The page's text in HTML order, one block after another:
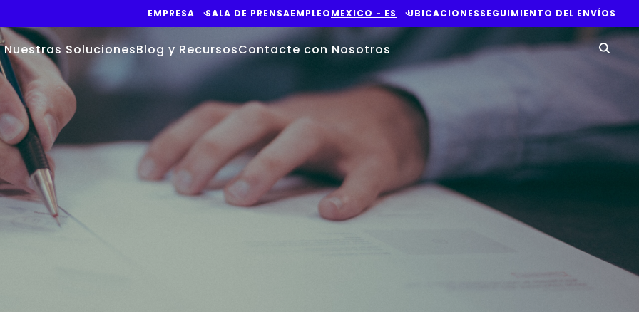
EMPRESA SALA DE PRENSAEMPLEOMEXICO - ES UBICACIONESSEGUIMIENTO DEL ENVÍOS
Nuestras SolucionesBlog y RecursosContacte con Nosotros